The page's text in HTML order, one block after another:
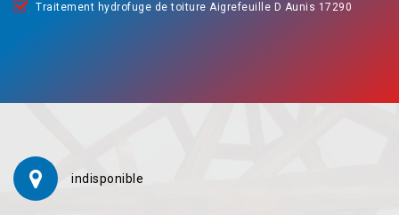
Traitement hydrofuge de toiture Aigrefeuille D Aunis 17290
indisponible